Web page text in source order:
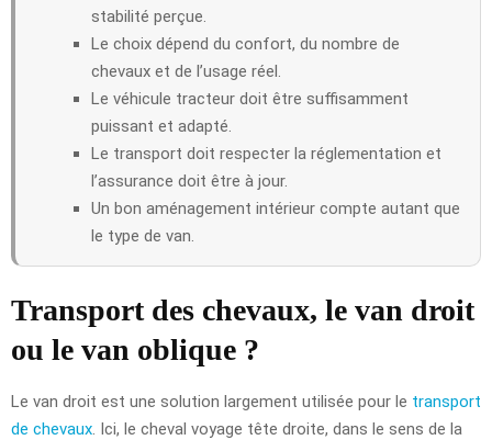
stabilité perçue.
Le choix dépend du confort, du nombre de
chevaux et de l’usage réel.
Le véhicule tracteur doit être suffisamment
puissant et adapté.
Le transport doit respecter la réglementation et
l’assurance doit être à jour.
Un bon aménagement intérieur compte autant que
le type de van.
Transport des chevaux, le van droit
ou le van oblique ?
Le van droit est une solution largement utilisée pour le transport
de chevaux . Ici, le cheval voyage tête droite, dans le sens de la